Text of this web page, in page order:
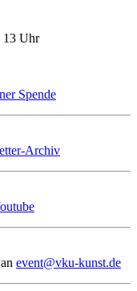
13 Uhr
Spende
Archiv
event@vku-kunst.de